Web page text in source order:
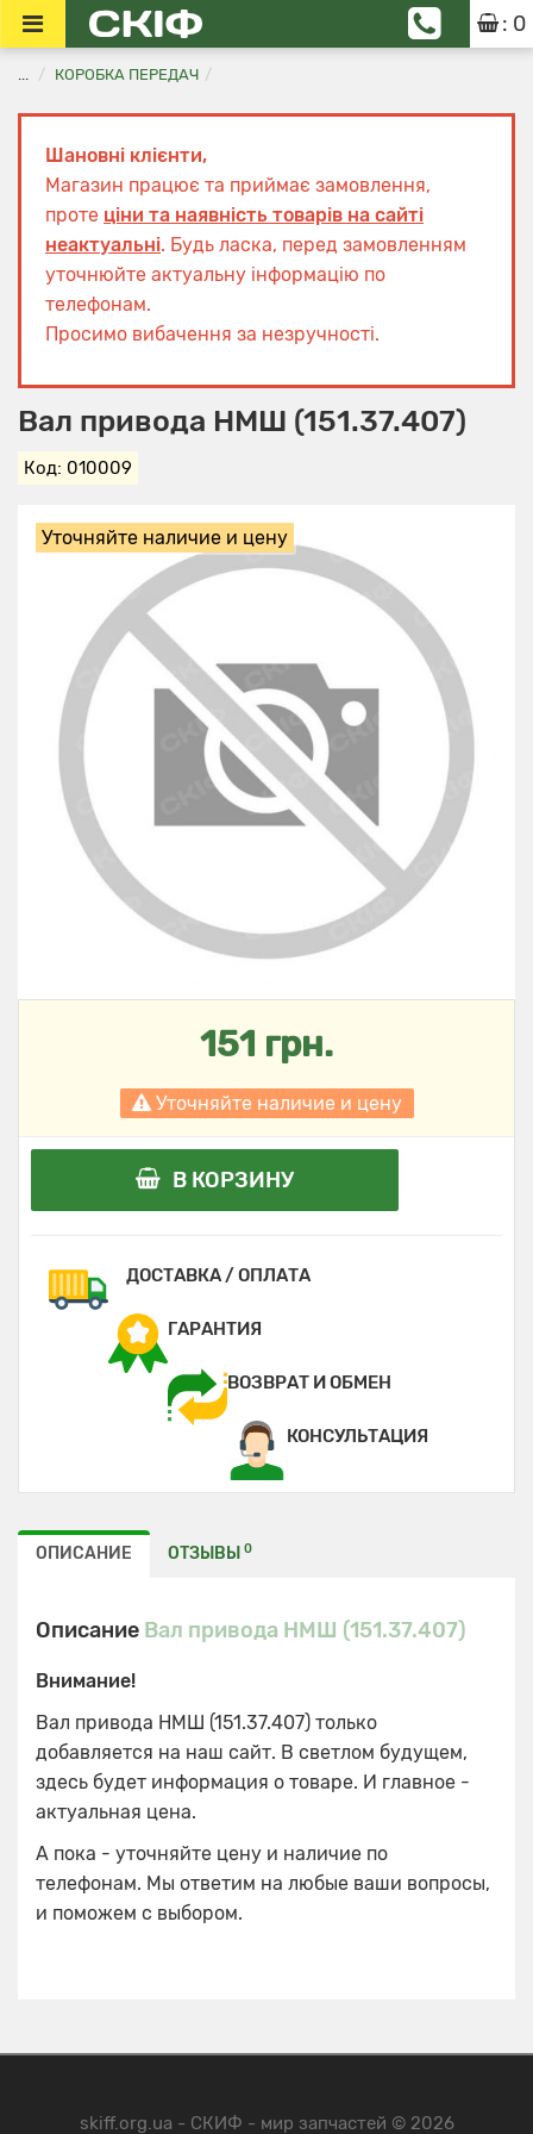
: 0
... КОРОБКА ПЕРЕДАЧ
Шановні клієнти,
Магазин працює та приймає замовлення,
проте ціни та наявність товарів на сайті
неактуальні. Будь ласка, перед замовленням
уточнюйте актуальну інформацію по
телефонам.
Просимо вибачення за незручності.
Вал привода НМШ (151.37.407)
Код: 010009
Уточняйте наличие и цену
151 грн.
Уточняйте наличие и цену
В КОРЗИНУ
ДОСТАВКА / ОПЛАТА
ГАРАНТИЯ
ВОЗВРАТ И ОБМЕН
КОНСУЛЬТАЦИЯ
ОПИСАНИЕ ОТЗЫВЫ 0
Описание Вал привода НМШ (151.37.407)
Внимание!
Вал привода НМШ (151.37.407) только
добавляется на наш сайт. В светлом будущем,
здесь будет информация о товаре. И главное -
актуальная цена.
А пока - уточняйте цену и наличие по
телефонам. Мы ответим на любые ваши вопросы,
и поможем с выбором.
skiff.org.ua - СКИФ - мир запчастей © 2026